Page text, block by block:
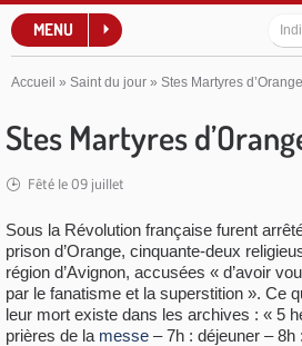
MENU
Accueil » Saint du jour » Stes Martyres d’Orange
Stes Martyres
Fêté le 09 juillet
Sous la Révolution française furent
prison d’Orange, cinquante-deux
région d’Avignon, accusées « d’avoir
par le fanatisme et la superstition ». Ce
leur mort existe dans les archives : « 5
prières de la messe – 7h : déjeuner –